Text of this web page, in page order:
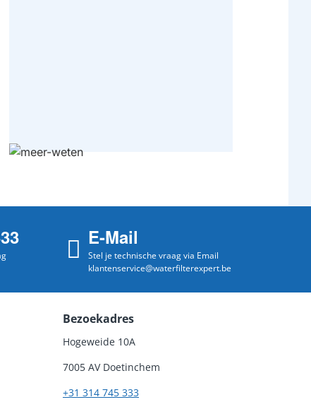
E-Mail
Stel je technische vraag via Email
klantenservice@waterfilterexpert.be
Bezoekadres
Hogeweide 10A
7005 AV Doetinchem
+31 314 745 333